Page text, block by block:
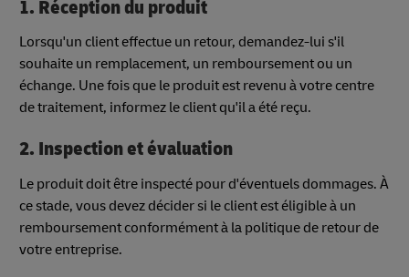
1. Réception du produit
Lorsqu'un client effectue un retour, demandez-lui s'il
souhaite un remplacement, un remboursement ou un
échange. Une fois que le produit est revenu à votre centre
de traitement, informez le client qu'il a été reçu.
2. Inspection et évaluation
Le produit doit être inspecté pour d'éventuels dommages. À
ce stade, vous devez décider si le client est éligible à un
remboursement conformément à la politique de retour de
votre entreprise.